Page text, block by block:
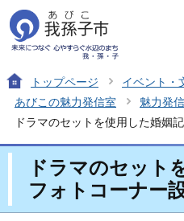
トップページ
イベント・
あびこの魅力発信室
魅力発
ドラマのセットを使用した婚姻
ドラマのセット
フォトコーナー